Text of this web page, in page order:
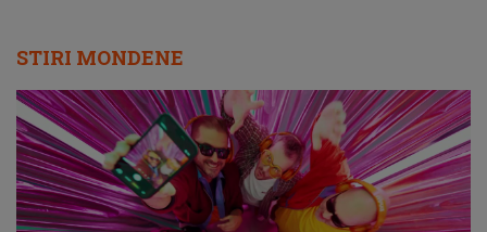
STIRI MONDENE